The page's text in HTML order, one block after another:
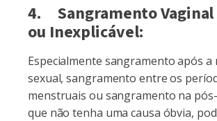
4. Sangramento
ou Inexplicável:
Especialmente sangramento após a
sexual, sangramento entre os
menstruais ou sangramento na
que não tenha uma causa óbvia,